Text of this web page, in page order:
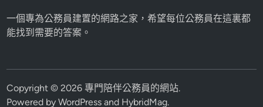
一個專為公務員建置的網路之家，希望每位公務員在這裏都
能找到需要的答案。
Copyright © 2026專門陪伴公務員的網站.
Powered byWordPress and HybridMag.